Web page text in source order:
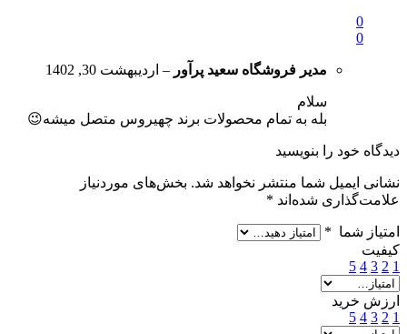
0
0
مدیر فروشگاه سعید پرآور – اردیبهشت 30, 1402
سلام
بله به تمام محصولات برند چهیروس متصل میشه😉
دیدگاه خود را بنویسید
نشانی ایمیل شما منتشر نخواهد شد. بخش‌های موردنیاز
علامت‌گذاری شده‌اند *
امتیاز شما *
کیفیت
1
2
3
4
5
ارزش خرید
1
2
3
4
5